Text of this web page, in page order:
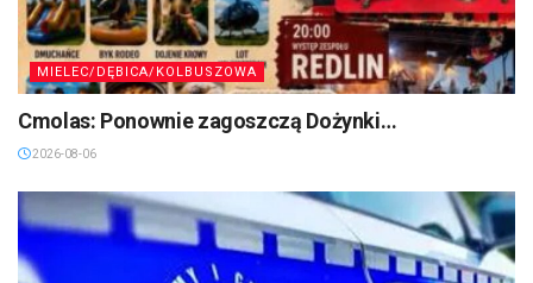
MIELEC/DĘBICA/KOLBUSZOWA
Cmolas: Ponownie zagoszczą Dożynki…
2026-08-06